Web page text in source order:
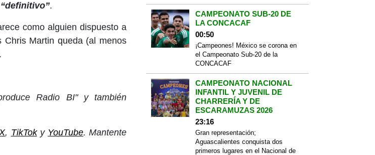
“definitivo”.
como alguien dispuesto a
Chris Martin queda (al menos
Radio BI" y también
, TikToky YouTube. Mantente
CAMPEONATO SUB-20 DE
LA CONCACAF
00:50
¡Campeones! México se corona en
el Campeonato Sub-20 de la
CONCACAF
CAMPEONATO NACIONAL
INFANTIL Y JUVENIL DE
CHARRERÍA Y DE
ESCARAMUZAS 2026
23:16
Gran representación;
Aguascalientes conquista dos
primeros lugares en el Nacional de